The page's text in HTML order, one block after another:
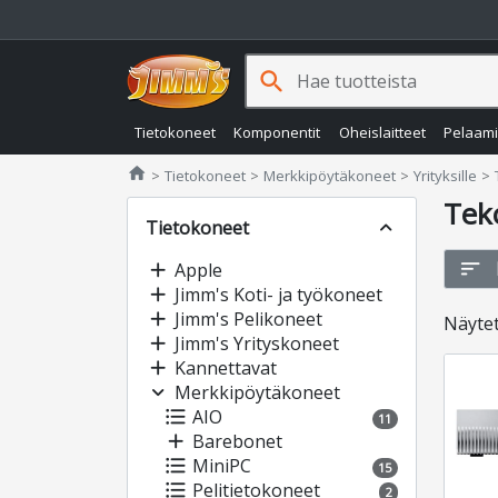
Tietokoneet Komponentit Oheislaitteet
search
home Jimms.fi
Tietokoneet Merkkipöytäkoneet Yrityksille
Tietokoneet
expand_less
add Apple
add Jimm's Koti- ja työkoneet
add Jimm's Pelikoneet
add Jimm's Yrityskoneet
add Kannettavat
expand_more Merkkipöytäkoneet
format_list_bulleted AIO 11
add Barebonet
format_list_bulleted MiniPC 15
format_list_bulleted Pelitietokoneet 2
sort